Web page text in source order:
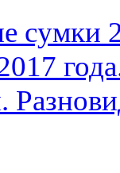
сумки